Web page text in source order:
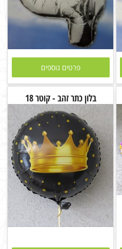
פרטים נוספים
בלון כתר זהב - קוטר 18